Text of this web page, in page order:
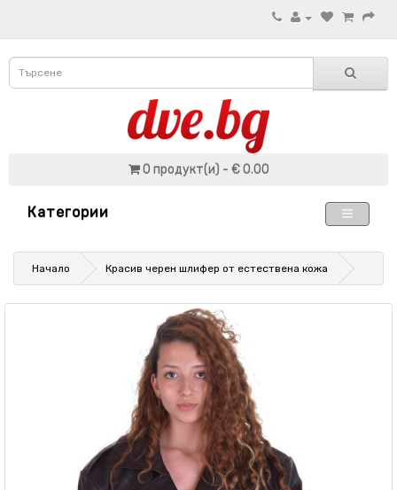
0 продукт(и) - € 0.00
Категории
Начало Красив черен шлифер от естествена кожа